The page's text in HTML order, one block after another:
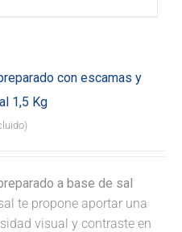
con escamas y
1,5 Kg
a base de sal
te propone aportar una
visual y contraste en